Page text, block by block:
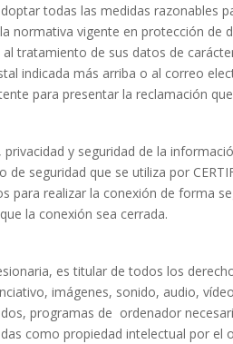
todas las medidas
normativa vigente en protección
tratamiento de sus datos de
indicada más arriba o al correo
para presentar la reclamación
y seguridad de la
de seguridad que se utiliza por
para realizar la conexión de forma
la conexión sea cerrada.
es titular de todos los
imágenes, sonido, audio,
programas de ordenador
como propiedad intelectual por